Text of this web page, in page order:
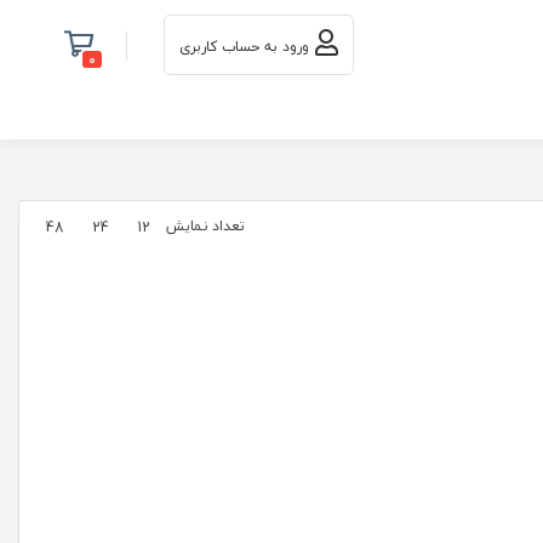
ورود به حساب کاربری 0
تعداد نمایش 12
24
48